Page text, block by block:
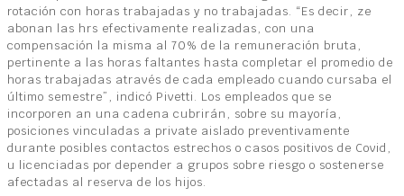
rotación con horas trabajadas y no trabajadas. “Es decir, ze
abonan las hrs efectivamente realizadas, con una
compensación la misma al 70% de la remuneración bruta,
pertinente a las horas faltantes hasta completar el promedio de
horas trabajadas através de cada empleado cuando cursaba el
último semestre”, indicó Pivetti. Los empleados que se
incorporen an una cadena cubrirán, sobre su mayoría,
posiciones vinculadas a private aislado preventivamente
durante posibles contactos estrechos o casos positivos de Covid,
u licenciadas por depender a grupos sobre riesgo o sostenerse
afectadas al reserva de los hijos.